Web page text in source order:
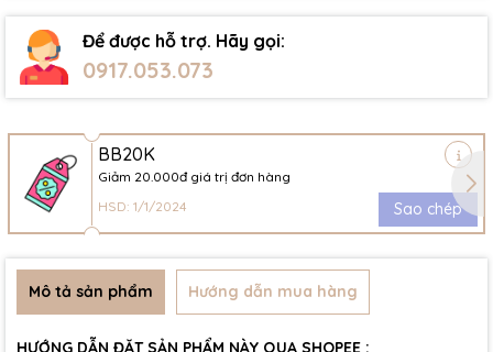
Để được hỗ trợ. Hãy gọi:
0917.053.073
BB20K
Giảm 20.000đ giá trị đơn hàng
HSD: 1/1/2024
Sao chép
Mô tả sản phẩm Hướng dẫn mua hàng